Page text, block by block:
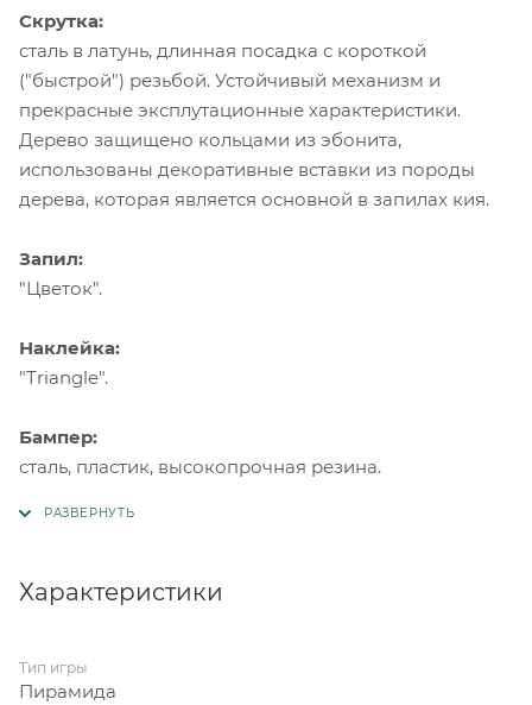
Скрутка:
сталь в латунь, длинная посадка с короткой
("быстрой") резьбой. Устойчивый механизм и
прекрасные эксплутационные характеристики.
Дерево защищено кольцами из эбонита,
использованы декоративные вставки из породы
дерева, которая является основной в запилах кия.
Запил:
"Цветок".
Наклейка:
"Triangle".
Бампер:
сталь, пластик, высокопрочная резина.
Характеристики
Тип игры
Пирамида